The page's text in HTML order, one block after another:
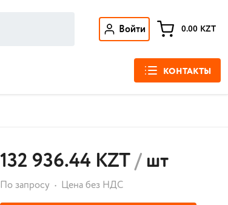
Войти 0.00 KZT
КОНТАКТЫ
132 936.44 KZT/шт
По запросу Цена без НДС